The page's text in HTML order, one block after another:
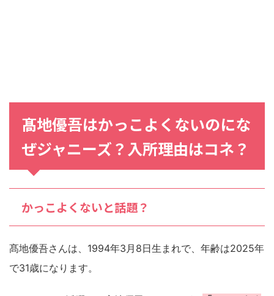
髙地優吾はかっこよくないのにな
ぜジャニーズ？入所理由はコネ？
かっこよくないと話題？
髙地優吾さんは、1994年3月8日生まれで、年齢は2025年
で31歳になります。